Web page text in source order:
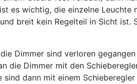
es wichtig, die einzelne
breit kein Regelteil in Sicht ist.
Dimmer sind verloren
die Dimmer mit den
dann mit einem